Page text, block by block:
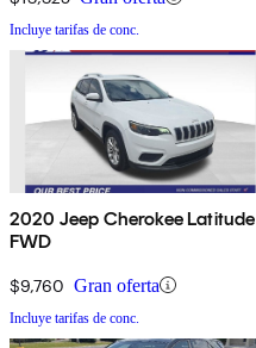
Incluye tarifas de conc.
2020 Jeep Cherokee Latitude
FWD
$9,760 Gran oferta
Incluye tarifas de conc.